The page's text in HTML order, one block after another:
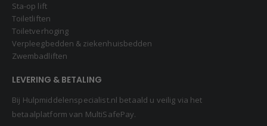
Sta-op lift
Toiletliften
Toiletverhoging
Verpleegbedden & ziekenhuisbedden
Zwembadliften
LEVERING & BETALING
Bij Hulpmiddelenspecialist.nl betaald u veilig via het
betaalplatform van MultiSafePay.